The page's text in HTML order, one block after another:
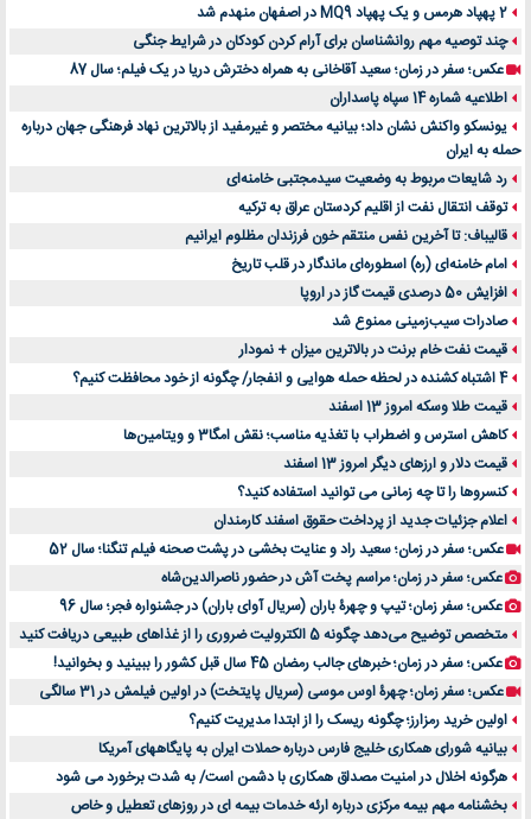
2 پهپاد هرمس و یک پهپاد MQ9 در اصفهان منهدم شد
چند توصیه مهم روانشناسان برای آرام کردن کودکان در شرایط جنگی
عکس؛ سفر در زمان؛ سعید آقاخانی به همراه دخترش دریا در یک فیلم؛ سال 87
اطلاعیه شماره 14 سپاه پاسداران
یونسکو واکنش نشان داد؛ بیانیه مختصر و غیرمفید از بالاترین نهاد فرهنگی جهان درباره
حمله به ایران
رد شایعات مربوط به وضعیت سیدمجتبی خامنه‌ای
توقف انتقال نفت از اقلیم کردستان عراق به ترکیه
قالیباف: تا آخرین نفس منتقم خون فرزندان مظلوم ایرانیم
امام خامنه‌ای (ره) اسطوره‌ای ماندگار در قلب تاریخ
افزایش 50 درصدی قیمت گاز در اروپا
صادرات سیب‌زمینی ممنوع شد
قیمت نفت خام برنت در بالاترین میزان + نمودار
4 اشتباه کشنده در لحظه حمله هوایی و انفجار/ چگونه از خود محافظت کنیم؟
قیمت طلا وسکه امروز 13 اسفند
کاهش استرس و اضطراب با تغذیه مناسب؛ نقش امگا3 و ویتامین‌ها
قیمت دلار و ارزهای دیگر امروز 13 اسفند
کنسروها را تا چه زمانی می توانید استفاده کنید؟
اعلام جزئیات جدید از پرداخت حقوق اسفند کارمندان
عکس؛ سفر در زمان؛ سعید راد و عنایت بخشی در پشت صحنه فیلم تنگنا؛ سال 52
عکس؛ سفر در زمان؛ مراسم پخت آش در حضور ناصرالدین‌شاه
عکس؛ سفر زمان؛ تیپ و چهرۀ باران (سریال آوای باران) در جشنواره فجر؛ سال 96
متخصص توضیح می‌دهد چگونه 5 الکترولیت ضروری را از غذاهای طبیعی دریافت کنید
عکس؛ سفر در زمان؛ خبرهای جالب رمضان 45 سال قبل کشور را ببینید و بخوانید!
عکس؛ سفر زمان؛ چهرۀ اوس موسی (سریال پایتخت) در اولین فیلمش در 31 سالگی
اولین خرید رمزارز؛ چگونه ریسک را از ابتدا مدیریت کنیم؟
بیانیه شورای همکاری خلیج فارس درباره حملات ایران به پایگاههای آمریکا
هرگونه اخلال در امنیت مصداق همکاری با دشمن است/ به شدت برخورد می شود
بخشنامه مهم بیمه مرکزی درباره ارئه خدمات بیمه ای در روزهای تعطیل و خاص